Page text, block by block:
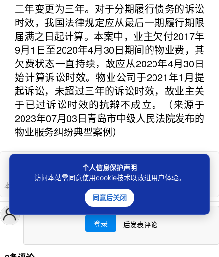
二年变更为三年。对于分期履行债务的诉讼
时效，我国法律规定应从最后一期履行期限
届满之日起计算。本案中，业主欠付2017年
9月1日至2020年4月30日期间的物业费，其
欠费状态一直持续，故应从2020年4月30日
始计算诉讼时效。物业公司于2021年1月提
起诉讼，未超过三年的诉讼时效，故业主关
于已过诉讼时效的抗辩不成立。（来源于
2023年07月03日青岛市中级人民法院发布的
物业服务纠纷典型案例）
声明
本文版权归权利人所有，若存在侵权行为可
登录 后发表评论
个人信息保护声明
访问本站需同意使用cookie技术以改进用户体验。
同意后关闭